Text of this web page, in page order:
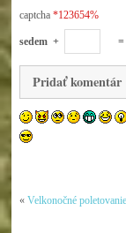
captcha*123654%
sedem + =
« Velkonočné poletovanie